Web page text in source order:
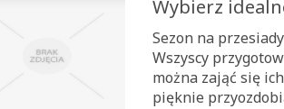
Wybierz
Sezon na
Wszyscy
można zająć się
pięknie